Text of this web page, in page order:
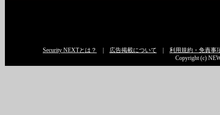
Security NEXTとは？ 広告掲載について
利用規約・免責事
Copyright (c)